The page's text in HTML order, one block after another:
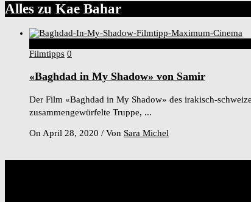
Alles zu Kae Bahar
Filmtipps 0
«Baghdad in My Shadow» von Samir
Der Film «Baghdad in My Shadow» des irakisch-
zusammengewürfelte Truppe, ...
On April 28, 2020 / Von Sara Michel